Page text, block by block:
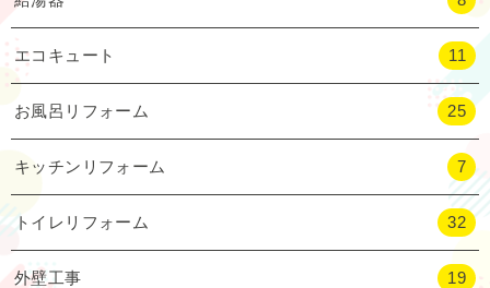
エコキュート 11
お風呂リフォーム 25
キッチンリフォーム 7
トイレリフォーム 32
外壁工事 19